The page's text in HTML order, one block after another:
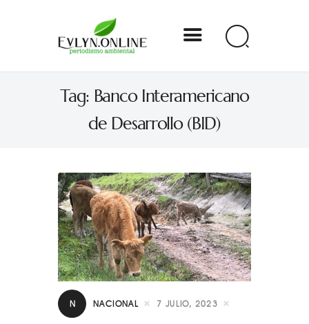
Tag: Banco Interamericano
de Desarrollo (BID)
Evlyn Online
Periodismo para autogobernarse
Nacional
Estados
Especial
Opinión
N NACIONAL 7 JULIO, 2023